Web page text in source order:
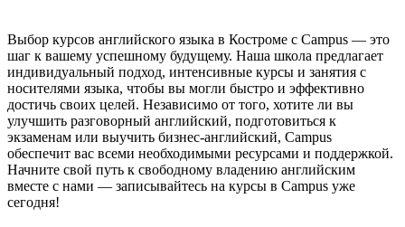
Выбор курсов английского языка в Костроме с Campus — это
шаг к вашему успешному будущему. Наша школа предлагает
индивидуальный подход, интенсивные курсы и занятия с
носителями языка, чтобы вы могли быстро и эффективно
достичь своих целей. Независимо от того, хотите ли вы
улучшить разговорный английский, подготовиться к
экзаменам или выучить бизнес-английский, Campus
обеспечит вас всеми необходимыми ресурсами и поддержкой.
Начните свой путь к свободному владению английским
вместе с нами — записывайтесь на курсы в Campus уже
сегодня!